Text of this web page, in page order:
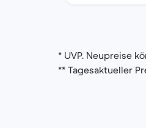
* UVP. Neupreise
** Tagesaktueller